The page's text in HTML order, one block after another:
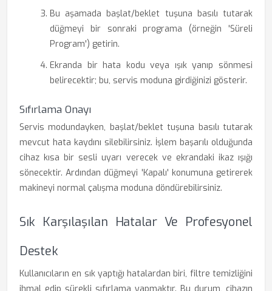
Bu aşamada başlat/beklet tuşuna basılı tutarak
düğmeyi bir sonraki programa (örneğin 'Süreli
Program') getirin.
Ekranda bir hata kodu veya ışık yanıp sönmesi
belirecektir; bu, servis moduna girdiğinizi gösterir.
Sıfırlama Onayı
Servis modundayken, başlat/beklet tuşuna basılı tutarak
mevcut hata kaydını silebilirsiniz. İşlem başarılı olduğunda
cihaz kısa bir sesli uyarı verecek ve ekrandaki ikaz ışığı
sönecektir. Ardından düğmeyi 'Kapalı' konumuna getirerek
makineyi normal çalışma moduna döndürebilirsiniz.
Sık Karşılaşılan Hatalar Ve Profesyonel
Destek
Kullanıcıların en sık yaptığı hatalardan biri, filtre temizliğini